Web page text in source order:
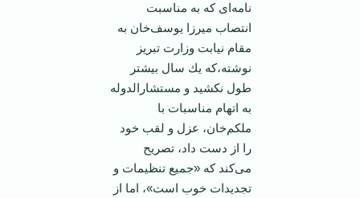
نامه‌ای ‌كه‌ به‌ مناسبت‌
انتصاب‌ میرزا یوسف‌خان‌ به‌
مقام‌ نیابت‌ وزارت‌ تبریز
نوشته‌،كه‌ یك‌ سال‌ بیشتر
طول‌ نكشید و مستشارالدوله‌
به‌ اتهام‌ مناسبات‌ با
ملكم‌خان‌، عزل‌ و لقب‌ خود
را از دست‌ داد، تصریح‌
می‌كند كه‌ «جمیع‌ تنظیمات‌ و
تجدیدات‌ خوب‌ است‌»، اما از